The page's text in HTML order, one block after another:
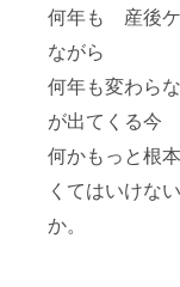
何年も 産後ケ
ながら
何年も変わら
が出てくる今
何かもっと根
くてはいけな
か。